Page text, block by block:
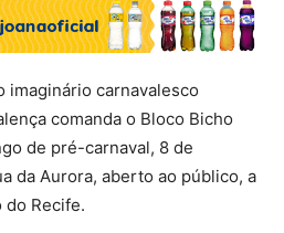
imaginário carnavalesco
comanda o Bloco Bicho
de pré-carnaval, 8 de
da Aurora, aberto ao público, a
do Recife.